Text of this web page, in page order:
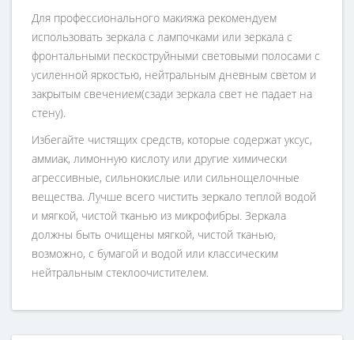
Для профессионального макияжа рекомендуем
использовать зеркала с лампочками или зеркала с
фронтальными пескоструйными световыми полосами с
усиленной яркостью, нейтральным дневным светом и
закрытым свечением(сзади зеркала свет не падает на
стену).
Избегайте чистящих средств, которые содержат уксус,
аммиак, лимонную кислоту или другие химически
агрессивные, сильнокислые или сильнощелочные
вещества. Лучше всего чистить зеркало теплой водой
и мягкой, чистой тканью из микрофибры. Зеркала
должны быть очищены мягкой, чистой тканью,
возможно, с бумагой и водой или классическим
нейтральным стеклоочистителем.